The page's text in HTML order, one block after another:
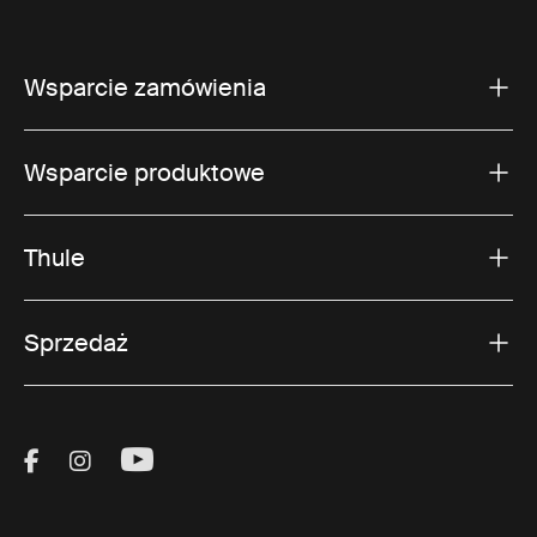
Wsparcie zamówienia
Wsparcie produktowe
Thule
Sprzedaż
Visit Thule on Facebook (external link)
Visit Thule on Instagram (external link)
Visit Thule on Youtube (external